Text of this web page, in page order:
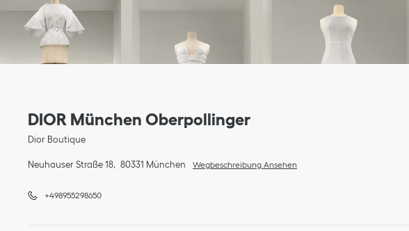
DIOR München Oberpollinger
Dior Boutique
Neuhauser Straße 18 80331 München
Link Opens in New Tab
Wegbeschreibung Ansehen
Link Opens in New Tab
Telefon
+498955298650